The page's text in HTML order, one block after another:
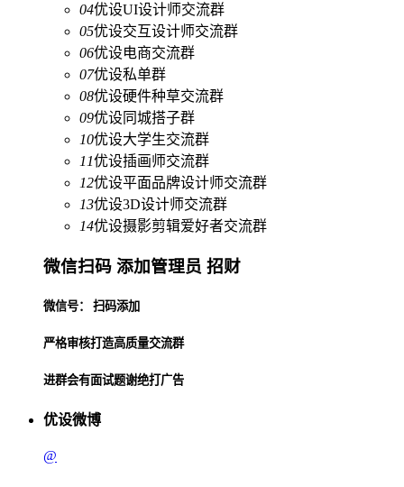
04优设UI设计师交流群
05优设交互设计师交流群
06优设电商交流群
07优设私单群
08优设硬件种草交流群
09优设同城搭子群
10优设大学生交流群
11优设插画师交流群
12优设平面品牌设计师交流群
13优设3D设计师交流群
14优设摄影剪辑爱好者交流群
微信扫码 添加管理员 招财
微信号： 扫码添加
严格审核打造高质量交流群
进群会有面试题谢绝打广告
优设微博
@